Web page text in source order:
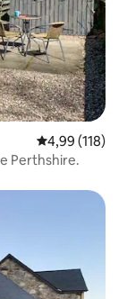
Évaluation
4,99 (118)
Perthshire.